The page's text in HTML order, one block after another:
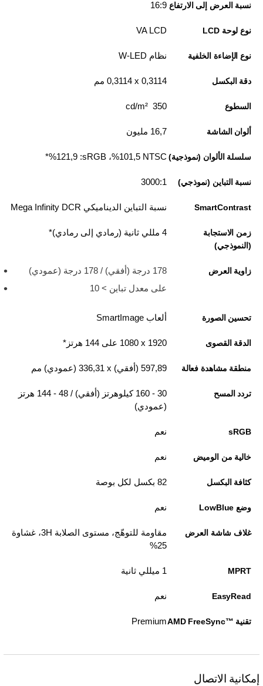
نسبة العرض إلى الارتفاع 16:9
نوع لوحة LCD VA LCD
نوع الإضاءة الخلفية نظام W-LED
دقة البكسل 0,3114 x ‏0,3114 مم
السطوع 350 cd/m²
ألوان الشاشة 16,7 مليون
سلسلة الألوان (نموذجية) NTSC ‏101,5‏%، sRGB:‏ 121,9‏%*
نسبة التباين (نموذجي) 3000:1
SmartContrast نسبة التباين الديناميكي Mega Infinity DCR
زمن الاستجابة
(النموذجي)
4 مللي ثانية (رمادي إلى رمادي)*
زاوية العرض
178 درجة (أفقي) / 178 درجة (عمودي)
على معدل تباين > 10
تحسين الصورة ألعاب SmartImage
الدقة القصوى 1920 x‏ 1080 على 144 هرتز*
منطقة مشاهدة فعالة 597,89 (أفقي) x‏ 336,31 (عمودي) مم
تردد المسح
30 - 160 كيلوهرتز (أفقي) / 48 - 144 هرتز
(عمودي)
sRGB نعم
خالية من الوميض نعم
كثافة البكسل 82 بكسل لكل بوصة
وضع LowBlue نعم
غلاف شاشة العرض
مقاومة للتوهّج، مستوى الصلابة 3H، غشاوة
25%
MPRT 1 ميللي ثانية
EasyRead نعم
تقنية AMD FreeSync™‎ Premium
إمكانية الاتصال